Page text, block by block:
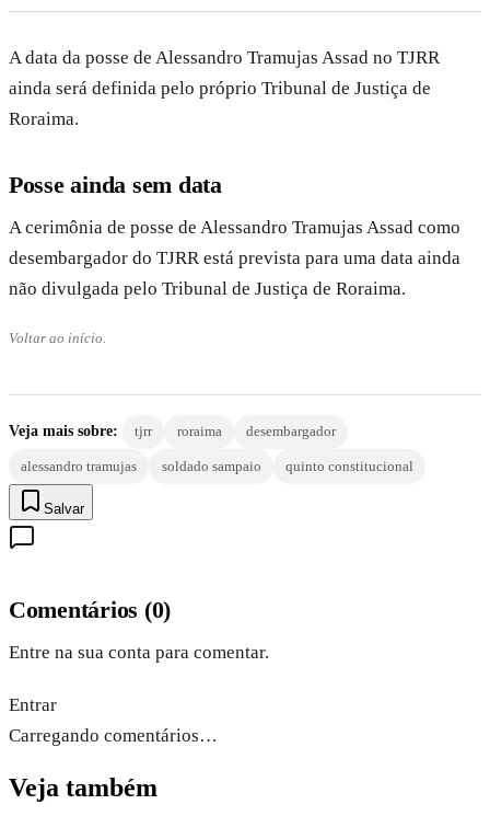
A data da posse de Alessandro Tramujas Assad no TJRR
ainda será definida pelo próprio Tribunal de Justiça de
Roraima.
Posse ainda sem data
A cerimônia de posse de Alessandro Tramujas Assad como
desembargador do TJRR está prevista para uma data ainda
não divulgada pelo Tribunal de Justiça de Roraima.
Voltar ao início.
Veja mais sobre: tjrr roraima desembargador
alessandro tramujas soldado sampaio quinto constitucional
Salvar
Comentários (0)
Entre na sua conta para comentar.
Entrar
Carregando comentários…
Veja também